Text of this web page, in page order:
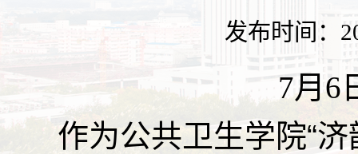
发布时间：
7月6
作为公共卫生学院“